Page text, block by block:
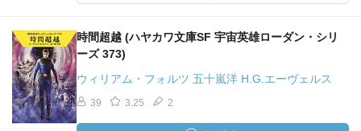
時間超越 (ハヤカワ文庫SF 宇宙英雄ローダン・シリ
ーズ 373)
ウィリアム・フォルツ 五十嵐洋 H.G.エーヴェルス
39 3.25 2